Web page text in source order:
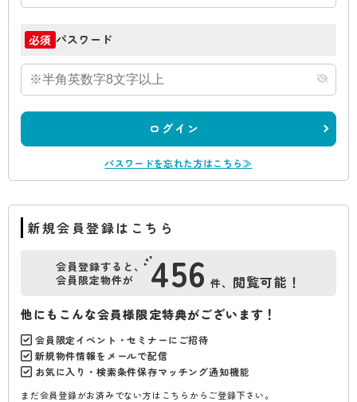
必須 パスワード
ログイン
パスワードを忘れた方はこちら≫
新規会員登録はこちら
会員登録すると、
会員限定物件が
456 件、 閲覧可能！
他にもこんな会員様限定特典がございます！
会員限定イベント・セミナーにご招待
新規物件情報をメールで配信
お気に入り・検索条件保存マッチング通知機能
まだ会員登録がお済みでない方はこちらからご登録下さい。